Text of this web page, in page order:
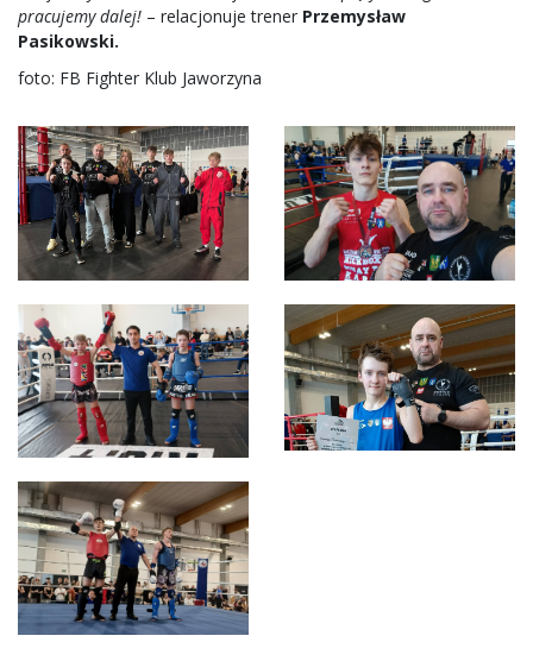
pracujemy dalej! – relacjonuje trener Przemysław
Pasikowski.
foto: FB Fighter Klub Jaworzyna